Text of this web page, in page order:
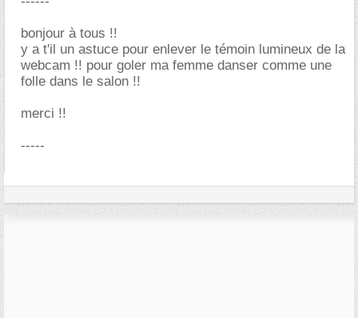
bonjour à tous !!
y a t'il un astuce pour enlever le témoin lumineux de la
webcam !! pour goler ma femme danser comme une
folle dans le salon !!
merci !!
-----